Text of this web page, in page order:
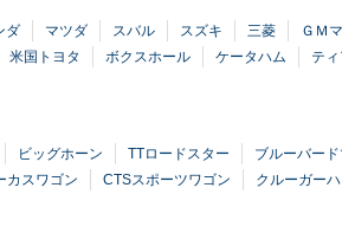
ダ マツダ スバル スズキ 三菱 ＧＭ
米国トヨタ ボクスホール ケータハム ティ
ビッグホーン TTロードスター ブルーバー
カスワゴン CTSスポーツワゴン クルーガー